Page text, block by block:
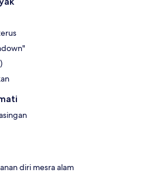
diri mesra alam